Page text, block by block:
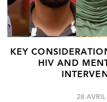
KEY
HIV AND
28 AVRIL